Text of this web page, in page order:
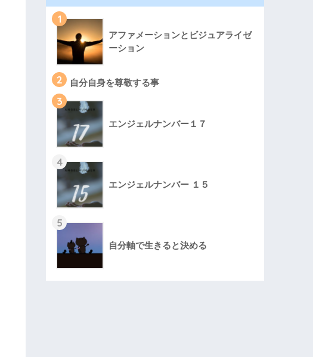
1
アファメーションとビジュアライゼ
ーション
2 自分自身を尊敬する事
3
エンジェルナンバー１７
4
エンジェルナンバー １５
5
自分軸で生きると決める